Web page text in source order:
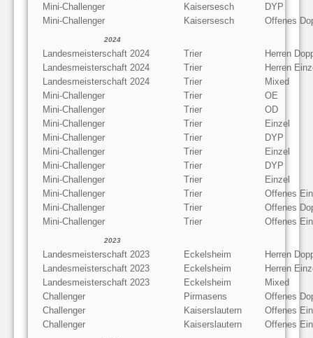
Mini-Challenger
Kaisersesch
DYP
Mini-Challenger
Kaisersesch Offenes
2024
Landesmeisterschaft 2024 Trier
Herren
Landesmeisterschaft 2024
Trier
Herren
Landesmeisterschaft 2024
Trier
Mixed
Mini-Challenger
Trier
OE
Mini-Challenger
Trier
OD
Mini-Challenger
Trier
Einzel
Mini-Challenger
Trier
DYP
Mini-Challenger
Trier
Einzel
Mini-Challenger
Trier
DYP
Mini-Challenger
Trier
Einzel
Mini-Challenger
Trier
Offenes
Mini-Challenger
Trier
Offenes
Mini-Challenger
Trier Offenes
2023
Landesmeisterschaft 2023 Eckelsheim
Herren
Landesmeisterschaft 2023
Eckelsheim
Herren
Landesmeisterschaft 2023
Eckelsheim
Mixed
Challenger
Pirmasens
Offenes
Challenger
Kaiserslautern
Offenes
Challenger
Kaiserslautern Offenes